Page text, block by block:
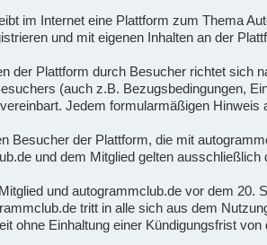
im Internet eine Plattform zum Thema
und mit eigenen Inhalten an der
der Plattform durch Besucher richtet sich
(auch z.B. Bezugsbedingungen,
Jedem formularmäßigen
Besucher der Plattform, die mit
und dem Mitglied gelten
und autogrammclub.de vor dem
tritt in alle sich aus dem
ohne Einhaltung einer Kündigungsfrist